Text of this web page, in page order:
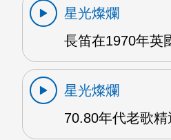
星光燦爛
長笛在1970年英
星光燦爛
70.80年代老歌精